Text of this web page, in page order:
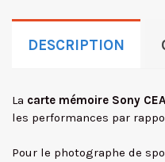
DESCRIPTION
La carte mémoire Sony
les performances par
Pour le photographe de